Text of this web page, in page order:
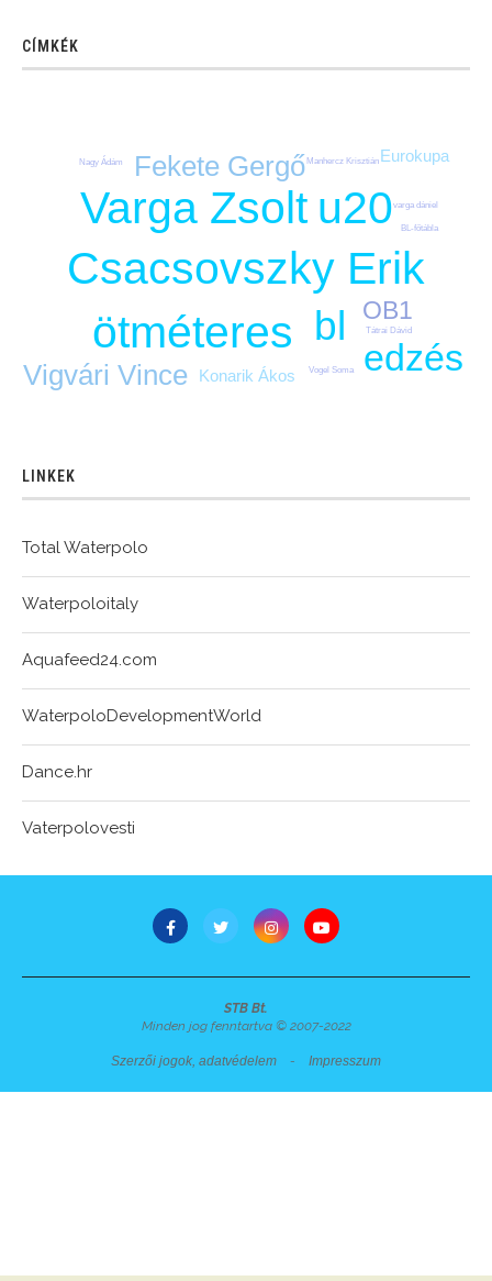
CÍMKÉK
Csacsovszky Erik
u20
Varga Zsolt
ötméteres bl
edzés
Fekete Gergő
Vigvári Vince
OB1
Eurokupa
Konarik Ákos
BL-főtábla
Manhercz Krisztián
Nagy Ádám
Tátrai Dávid
varga dániel
Vogel Soma
LINKEK
Total Waterpolo
Waterpoloitaly
Aquafeed24.com
WaterpoloDevelopmentWorld
Dance.hr
Vaterpolovesti
STB Bt.
Minden jog fenntartva © 2007-2022
Szerzői jogok, adatvédelem - Impresszum